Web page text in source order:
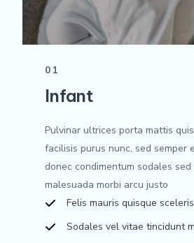
01
Infant
Pulvinar ultrices porta mattis
facilisis purus nunc, sed semper
donec condimentum sodales
malesuada morbi arcu justo
Felis mauris quisque
Sodales vel vitae tincidunt